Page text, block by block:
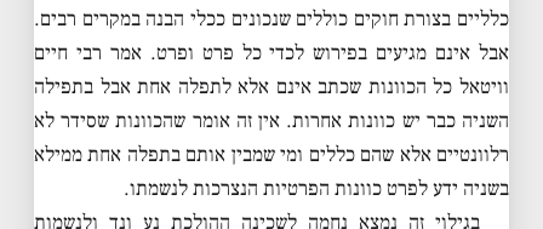
כלליים בצורת חוקים כוללים שנכונים ככלי הבנה במקרים רבים.
אבל אינם מגיעים בפירוש לכדי כל פרט ופרט. אמר רבי חיים
וויטאל כל הכוונות שכתב אינם אלא לתפלה אחת אבל בתפילה
השניה כבר יש כוונות אחרות. אין זה אומר שהכוונות שסידר לא
רלוונטיים אלא שהם כללים ומי שמבין אותם בתפלה אחת ממילא
בשניה ידע לפרט כוונות הפרטיות הנצרכות לנשמתו.
בגילוי זה נמצא נחמה לשכינה ההולכת נע ונד ולנשמות